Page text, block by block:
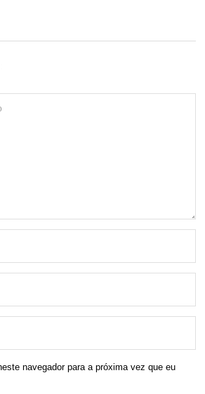
navegador para a próxima vez que eu